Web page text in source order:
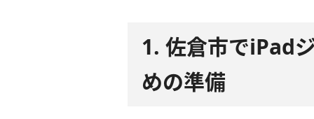
1. 佐倉市でiPad
めの準備